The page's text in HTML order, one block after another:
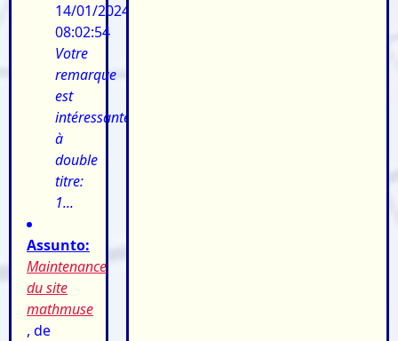
14/01/2024
08:02:54
Votre
remarque
est
intéressante
à
double
titre:
1...
Assunto:
Maintenance
du site
mathmuse
, de